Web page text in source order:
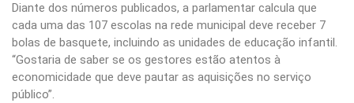
Diante dos números publicados, a parlamentar calcula que
cada uma das 107 escolas na rede municipal deve receber 7
bolas de basquete, incluindo as unidades de educação infantil.
“Gostaria de saber se os gestores estão atentos à
economicidade que deve pautar as aquisições no serviço
público”.